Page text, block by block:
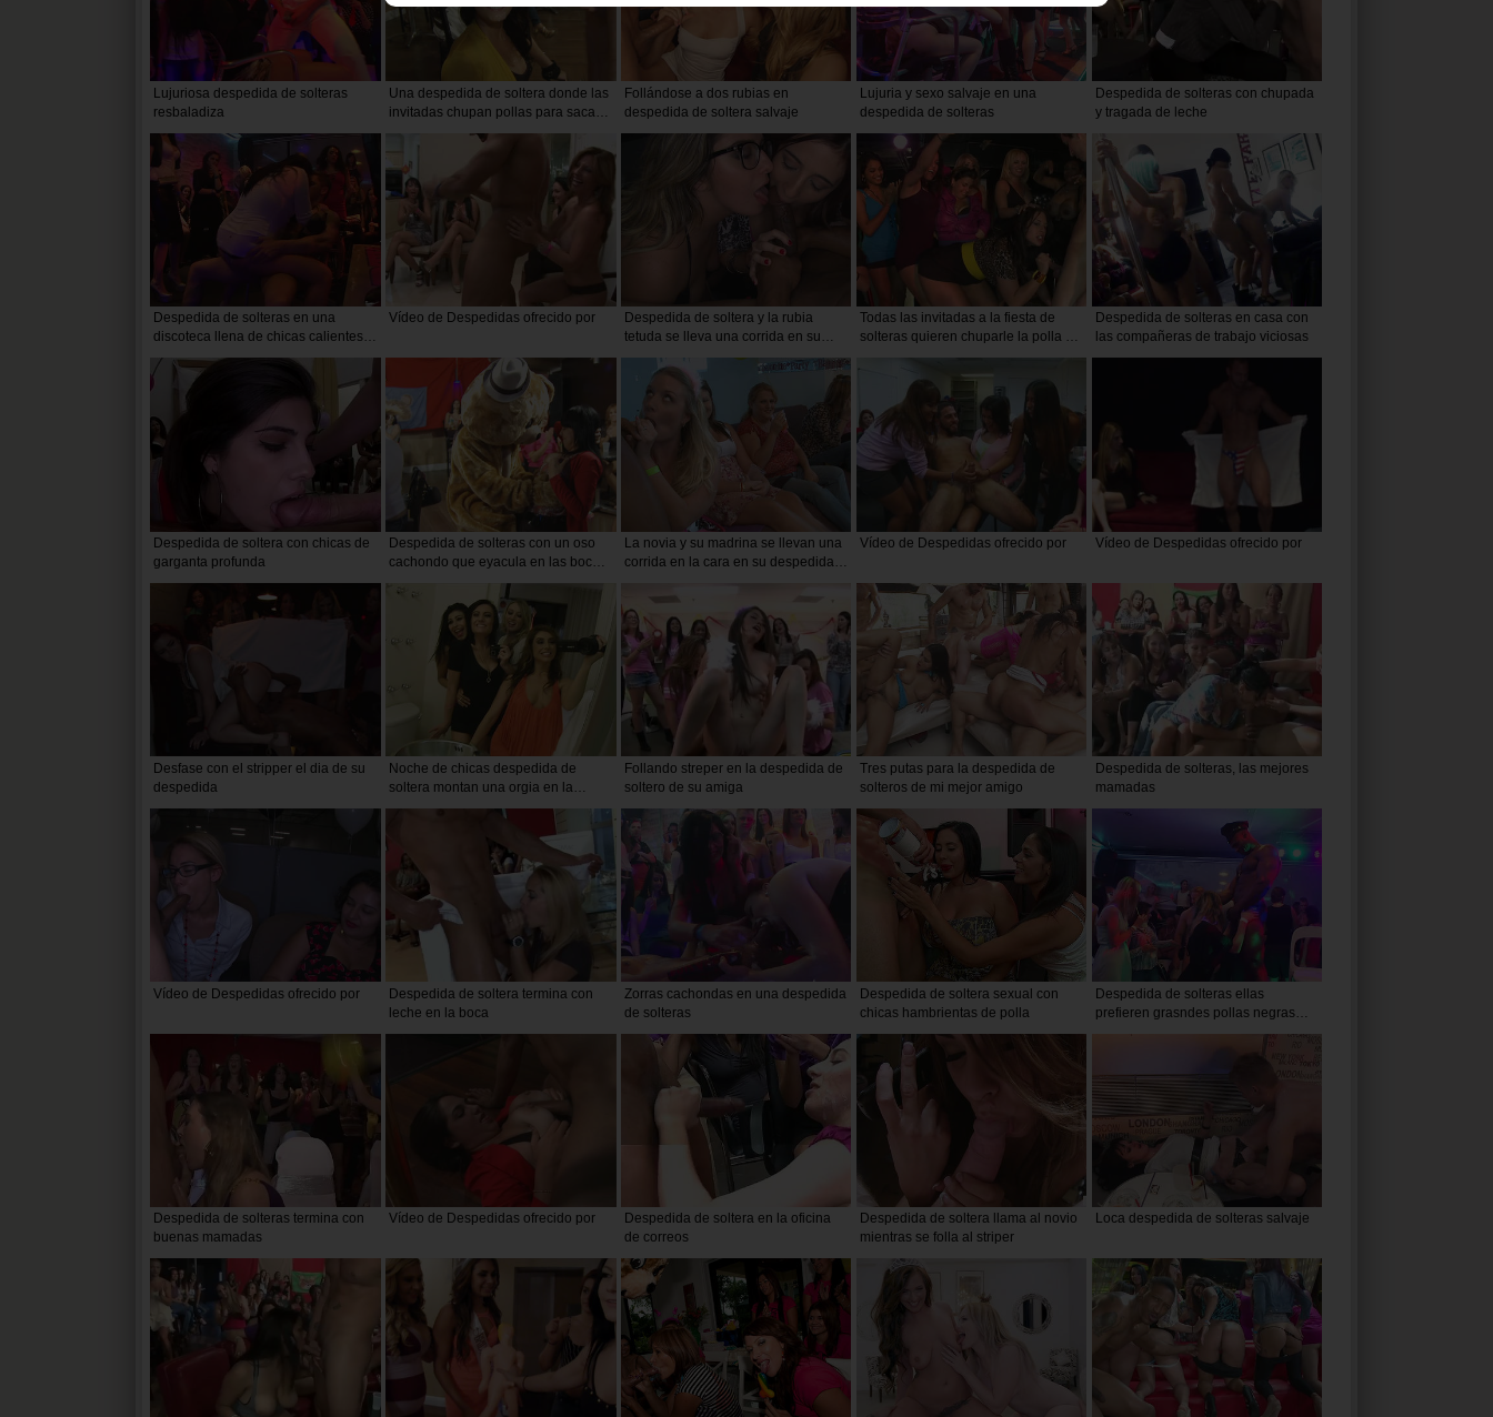
Lujuriosa despedida de solteras
resbaladiza
Una despedida de soltera donde las
invitadas chupan pollas para sacar
leche caliente que llene sus caras
Follándose a dos rubias en
despedida de soltera salvaje
Lujuria y sexo salvaje en una
despedida de solteras
Despedida de solteras con chupada
y tragada de leche
Despedida de solteras en una
discoteca llena de chicas calientes y
bailarines masculinos con grandes
pollas duras
Vídeo de Despedidas ofrecido por
Despedida de soltera y la rubia
tetuda se lleva una corrida en su
cara
Todas las invitadas a la fiesta de
solteras quieren chuparle la polla al
Despedida de solteras en casa con
las compañeras de trabajo viciosas
Despedida de soltera con chicas de
garganta profunda
Despedida de solteras con un oso
cachondo que eyacula en las bocas
de unas cuantas invitadas
La novia y su madrina se llevan una
corrida en la cara en su despedida
Vídeo de Despedidas ofrecido por Vídeo de Despedidas ofrecido por
Desfase con el stripper el dia de su
despedida
Noche de chicas despedida de
soltera montan una orgia en la
habitacion del hotel
Follando streper en la despedida de
soltero de su amiga
Tres putas para la despedida de
solteros de mi mejor amigo
Despedida de solteras, las mejores
mamadas
Vídeo de Despedidas ofrecido por
Despedida de soltera termina con
leche en la boca
Zorras cachondas en una despedida
de solteras
Despedida de soltera sexual con
chicas hambrientas de polla
Despedida de solteras ellas
prefieren grasndes pollas negras
follando sus coños y bocas
Despedida de solteras termina con
buenas mamadas
Vídeo de Despedidas ofrecido por
Despedida de soltera en la oficina
de correos
Despedida de soltera llama al novio
mientras se folla al striper
Loca despedida de solteras salvaje